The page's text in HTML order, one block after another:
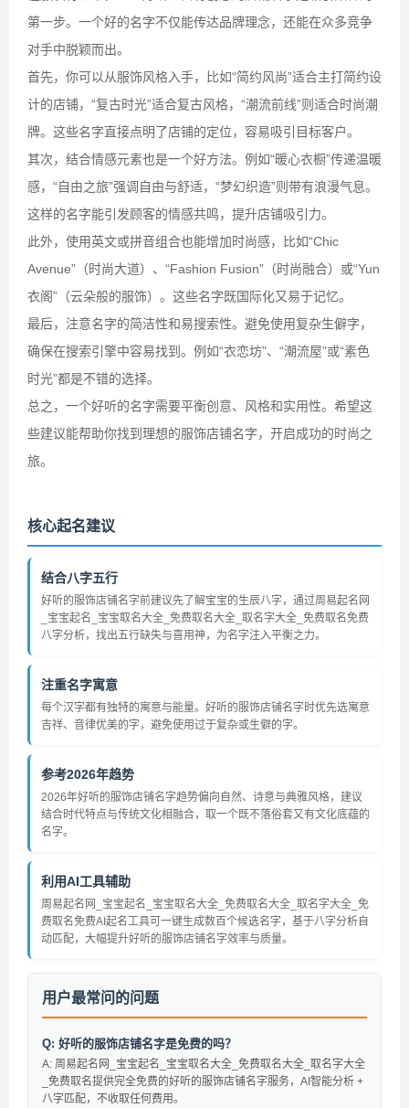
第一步。一个好的名字不仅能传达品牌理念，还能在众多竞争
对手中脱颖而出。
首先，你可以从服饰风格入手，比如“简约风尚”适合主打简约设
计的店铺，“复古时光”适合复古风格，“潮流前线”则适合时尚潮
牌。这些名字直接点明了店铺的定位，容易吸引目标客户。
其次，结合情感元素也是一个好方法。例如“暖心衣橱”传递温暖
感，“自由之旅”强调自由与舒适，“梦幻织造”则带有浪漫气息。
这样的名字能引发顾客的情感共鸣，提升店铺吸引力。
此外，使用英文或拼音组合也能增加时尚感，比如“Chic
Avenue”（时尚大道）、“Fashion Fusion”（时尚融合）或“Yun
衣阁”（云朵般的服饰）。这些名字既国际化又易于记忆。
最后，注意名字的简洁性和易搜索性。避免使用复杂生僻字，
确保在搜索引擎中容易找到。例如“衣恋坊”、“潮流屋”或“素色
时光”都是不错的选择。
总之，一个好听的名字需要平衡创意、风格和实用性。希望这
些建议能帮助你找到理想的服饰店铺名字，开启成功的时尚之
旅。
核心起名建议
结合八字五行
好听的服饰店铺名字前建议先了解宝宝的生辰八字，通过周易起名网
_宝宝起名_宝宝取名大全_免费取名大全_取名字大全_免费取名免费
八字分析，找出五行缺失与喜用神，为名字注入平衡之力。
注重名字寓意
每个汉字都有独特的寓意与能量。好听的服饰店铺名字时优先选寓意
吉祥、音律优美的字，避免使用过于复杂或生僻的字。
参考2026年趋势
2026年好听的服饰店铺名字趋势偏向自然、诗意与典雅风格，建议
结合时代特点与传统文化相融合，取一个既不落俗套又有文化底蕴的
名字。
利用AI工具辅助
周易起名网_宝宝起名_宝宝取名大全_免费取名大全_取名字大全_免
费取名免费AI起名工具可一键生成数百个候选名字，基于八字分析自
动匹配，大幅提升好听的服饰店铺名字效率与质量。
用户最常问的问题
Q: 好听的服饰店铺名字是免费的吗？
A: 周易起名网_宝宝起名_宝宝取名大全_免费取名大全_取名字大全
_免费取名提供完全免费的好听的服饰店铺名字服务，AI智能分析 +
八字匹配，不收取任何费用。